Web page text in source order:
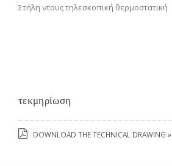
Στήλη ντους τηλεσκοπική θερμοστατική
τεκμηρίωση
DOWNLOAD THE TECHNICAL DRAWING »